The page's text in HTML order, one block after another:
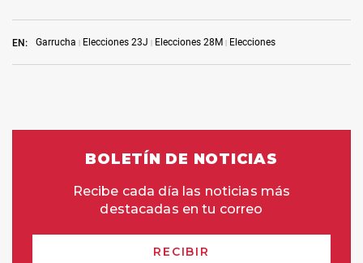
EN: Garrucha Elecciones 23J Elecciones 28M Elecciones